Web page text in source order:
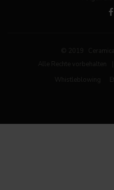
© 2019
Alle Rechte vorbehalten
Whistleblowing